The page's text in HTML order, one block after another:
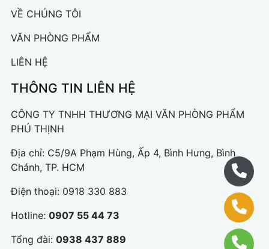
VỀ CHÚNG TÔI
VĂN PHÒNG PHẨM
LIÊN HỆ
THÔNG TIN LIÊN HỆ
CÔNG TY TNHH THƯƠNG MẠI VĂN PHÒNG PHẨM
PHÚ THỊNH
Địa chỉ: C5/9A Phạm Hùng, Ấp 4, Bình Hưng, Bình
Chánh, TP. HCM
Điện thoại: 0918 330 883
Hotline: 0907 55 44 73
Tổng đài: 0938 437 889